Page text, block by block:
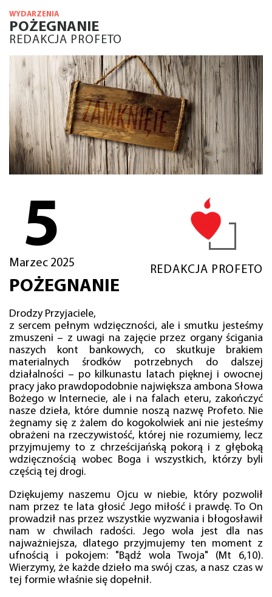
WYDARZENIA
POŻEGNANIE
REDAKCJA PROFETO
5
Marzec 2025
REDAKCJA PROFETO
POŻEGNANIE
Drodzy Przyjaciele,
z sercem pełnym wdzięczności, ale i smutku jesteśmy
zmuszeni – z uwagi na zajęcie przez organy ścigania
naszych kont bankowych, co skutkuje brakiem
materialnych środków potrzebnych do dalszej
działalności – po kilkunastu latach pięknej i owocnej
pracy jako prawdopodobnie największa ambona Słowa
Bożego w Internecie, ale i na falach eteru, zakończyć
nasze dzieła, które dumnie noszą nazwę Profeto. Nie
żegnamy się z żalem do kogokolwiek ani nie jesteśmy
obrażeni na rzeczywistość, której nie rozumiemy, lecz
przyjmujemy to z chrześcijańską pokorą i z głęboką
wdzięcznością wobec Boga i wszystkich, którzy byli
częścią tej drogi.
Dziękujemy naszemu Ojcu w niebie, który pozwolił
nam przez te lata głosić Jego miłość i prawdę. To On
prowadził nas przez wszystkie wyzwania i błogosławił
nam w chwilach radości. Jego wola jest dla nas
najważniejsza, dlatego przyjmujemy ten moment z
ufnością i pokojem: "Bądź wola Twoja" (Mt 6,10).
Wierzymy, że każde dzieło ma swój czas, a nasz czas w
tej formie właśnie się dopełnił.